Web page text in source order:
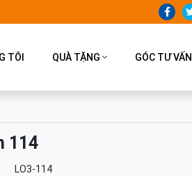
TÔI QUÀ TẶNG GÓC TƯ VẤN
114
LO3-114